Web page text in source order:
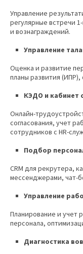
Управление
регулярные встречи
и вознаграждений.
Управление
Оценка и развитие
планы развития
КЭДО и кабинет
Онлайн-
согласования, учет
сотрудников с HR-
Подбор
CRM для рекрутера,
мессенджерами, чат-
Управление
Планирование и учет
персонала,
Диагностика